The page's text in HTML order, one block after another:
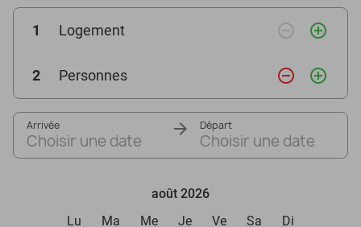
1 Logement remove_circle_outline add_circle_outline
2 Personnes remove_circle_outline add_circle_outline
Arrivée
Choisir une date
Départ
Choisir une date
août 2026
Lu
Ma Me Je Ve Sa Di